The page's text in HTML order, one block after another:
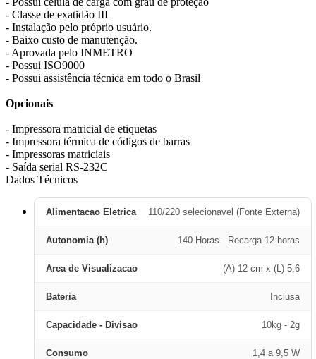
- Classe de exatidão III
- Instalação pelo próprio usuário.
- Baixo custo de manutenção.
- Aprovada pelo INMETRO
- Possui ISO9000
- Possui assistência técnica em todo o Brasil
Opcionais
- Impressora matricial de etiquetas
- Impressora térmica de códigos de barras
- Impressoras matriciais
- Saída serial RS-232C
Dados Técnicos
Alimentacao Eletrica 110/220 selecionavel (Fonte Externa)
Autonomia (h) 140 Horas - Recarga 12 horas
Area de Visualizacao (A) 12 cm x (L) 5,6
Bateria Inclusa
Capacidade - Divisao 10kg - 2g
Consumo 1,4 a 9,5 W